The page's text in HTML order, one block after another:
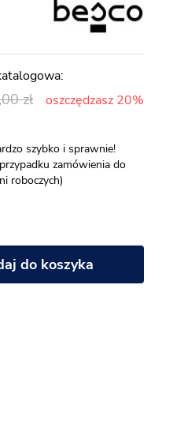
oszczędzasz 20%
szybko i sprawnie!
zamówienia do
roboczych)
do koszyka